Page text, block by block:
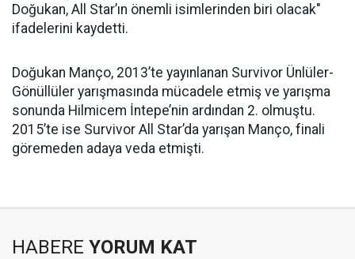
Doğukan, All Star’ın önemli isimlerinden biri olacak"
ifadelerini kaydetti.
Doğukan Manço, 2013’te yayınlanan Survivor Ünlüler-
Gönüllüler yarışmasında mücadele etmiş ve yarışma
sonunda Hilmicem İntepe’nin ardından 2. olmuştu.
2015’te ise Survivor All Star’da yarışan Manço, finali
göremeden adaya veda etmişti.
HABERE YORUM KAT